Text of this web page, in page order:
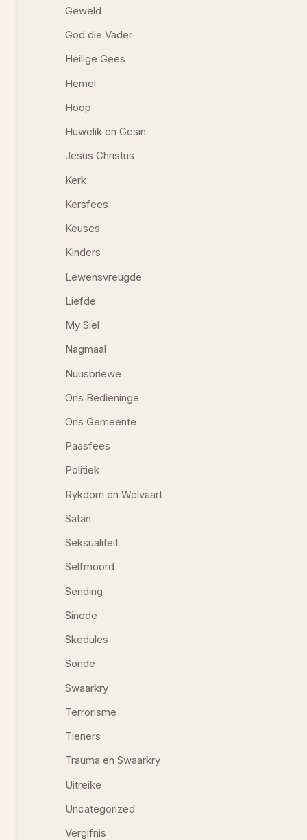
Geweld
God die Vader
Heilige Gees
Hemel
Hoop
Huwelik en Gesin
Jesus Christus
Kerk
Kersfees
Keuses
Kinders
Lewensvreugde
Liefde
My Siel
Nagmaal
Nuusbriewe
Ons Bedieninge
Ons Gemeente
Paasfees
Politiek
Rykdom en Welvaart
Satan
Seksualiteit
Selfmoord
Sending
Sinode
Skedules
Sonde
Swaarkry
Terrorisme
Tieners
Trauma en Swaarkry
Uitreike
Uncategorized
Vergifnis